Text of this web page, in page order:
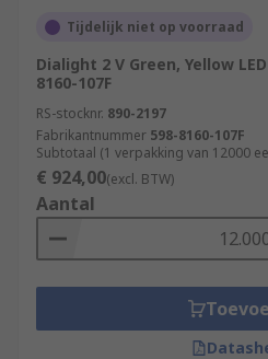
Tijdelijk niet op voorraad
Dialight 2 V Green, Yellow
8160-107F
RS-stocknr. 890-2197
Fabrikantnummer 598-8160-107F
Subtotaal (1 verpakking van 12000
€ 924,00(excl. BTW)
Aantal